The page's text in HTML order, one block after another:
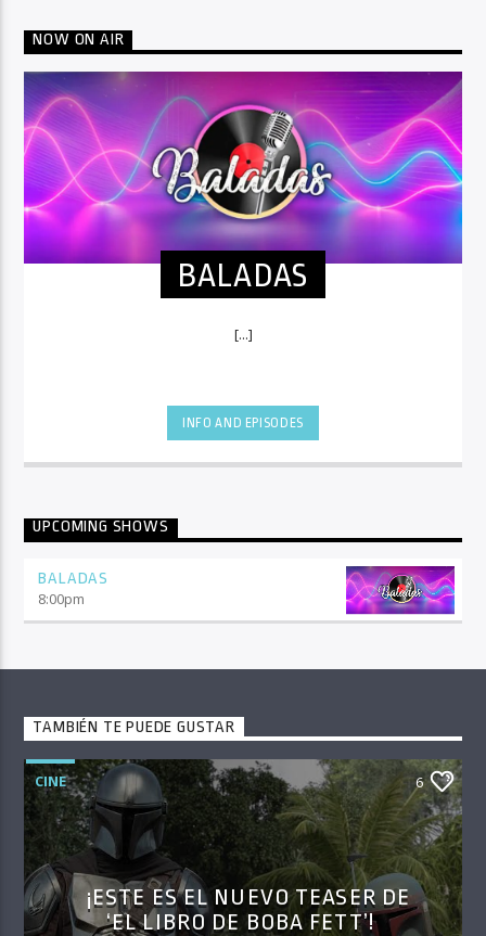
NOW ON AIR
BALADAS
[...]
INFO AND EPISODES
UPCOMING SHOWS
BALADAS
8:00pm
TAMBIÉN TE PUEDE GUSTAR
CINE 6
¡ESTE ES EL NUEVO TEASER DE
‘EL LIBRO DE BOBA FETT’!